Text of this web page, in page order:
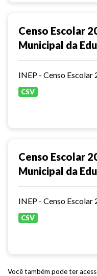
Censo Escolar
Municipal da
CSV
Censo Escolar
Municipal da
CSV
Você também pode ter